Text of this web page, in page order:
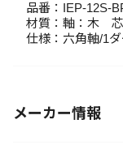
品番：IEP-12S-
材質：軸：木
仕様：六角軸/1ダ
メーカー情報